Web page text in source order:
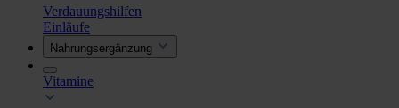
Verdauungshilfen
Einläufe
Nahrungsergänzung
Vitamine